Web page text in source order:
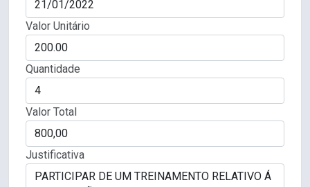
Valor Unitário
Quantidade
Valor Total
Justificativa